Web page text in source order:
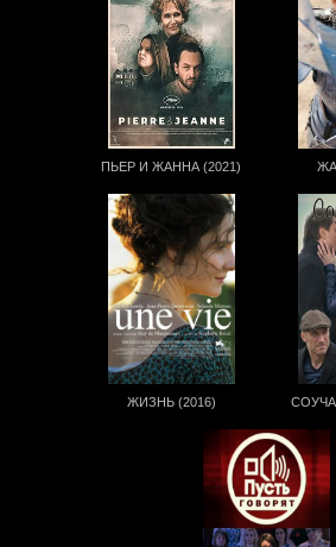
ПЬЕР И ЖАННА (2021)
ЖИЗНЬ (2016)